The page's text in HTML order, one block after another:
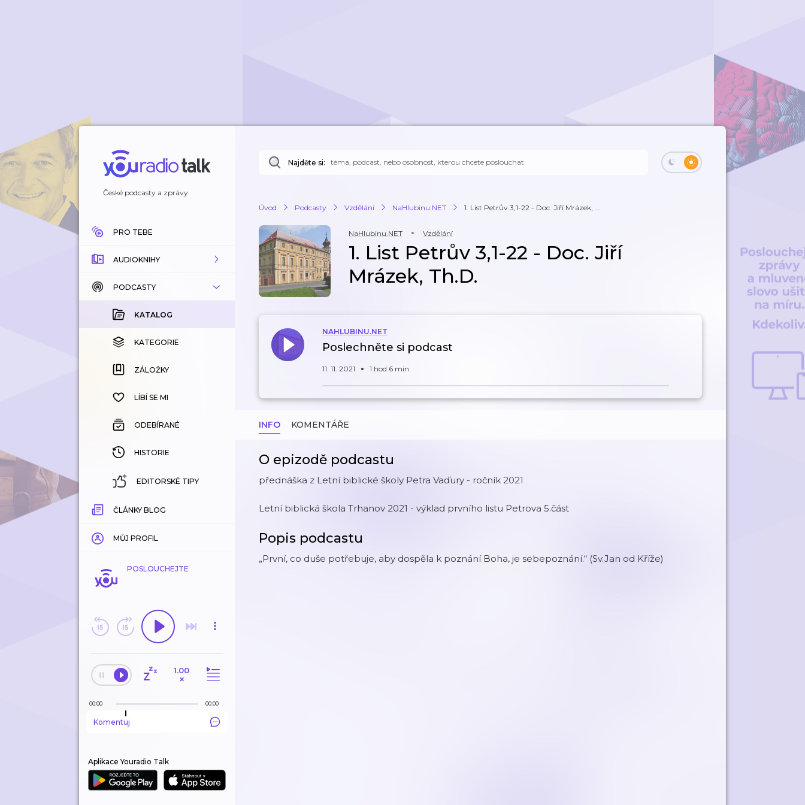
České podcasty a zprávy
PRO TEBE
AUDIOKNIHY
KATALOG
KOUPENÉ
KATEGORIE
ZÁLOŽKY
HISTORIE
PODCASTY
KATALOG
KATEGORIE
ZÁLOŽKY
LÍBÍ SE MI
ODEBÍRANÉ
HISTORIE
EDITORSKÉ TIPY
ČLÁNKY BLOG
MŮJ PROFIL
POSLOUCHEJTE
1.00
×
00:00 00:00
Komentuj
Aplikace Youradio Talk
Najděte si:
Úvod Podcasty Vzdělání NaHlubinu.NET 1. List Petrův 3,1-22 - Doc. Jiří Mrázek, ...
NaHlubinu.NET Vzdělání
1. List Petrův 3,1-22 - Doc. Jiří
Mrázek, Th.D.
NAHLUBINU.NET
Poslechněte si podcast
11. 11. 2021 1 hod 6 min
INFO KOMENTÁŘE
O epizodě podcastu
přednáška z Letní biblické školy Petra Vaďury - ročník 2021
Letní biblická škola Trhanov 2021 - výklad prvního listu Petrova 5.část
Popis podcastu
„První, co duše potřebuje, aby dospěla k poznání Boha, je sebepoznání.“ (Sv.Jan od Kříže)